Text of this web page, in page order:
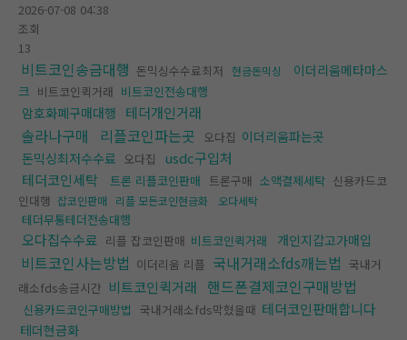
2026-07-08 04:38
조회
13
비트코인송금대행 돈믹싱수수료최저 현금돈믹싱
이더리움메타마스
크 비트코인퀵거래 비트코인전송대행
암호화폐구매대행 테더개인거래
솔라나구매 리플코인파는곳 오다집 이더리움파는곳
돈믹싱최저수수료 오다집
usdc구입처
테더코인세탁
트론 리플코인판매 트론구매 소액결제세탁 신용카드코
인대행 잡코인판매 리플 모든코인현금화 오다세탁
테더무통테더전송대행
오다집수수료 리플 잡코인판매 비트코인퀵거래 개인지갑고가매입
비트코인사는방법 이더리움 리플 국내거래소fds깨는법 국내거
래소fds송금시간 비트코인퀵거래 핸드폰결제코인구매방법
신용카드코인구매방법 국내거래소fds막혔을때 테더코인판매합니다
테더현금화